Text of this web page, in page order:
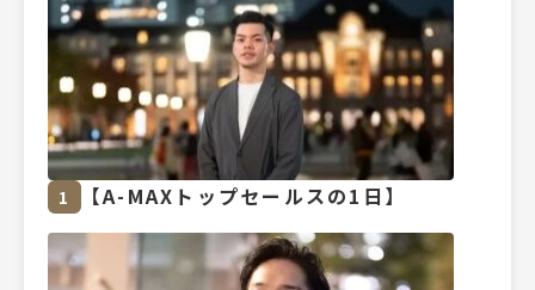
1 【A-MAXトップセールスの1日】